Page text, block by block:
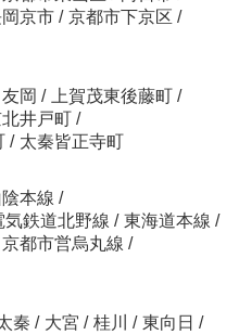
京市 / 京都市下京区 /
友岡 / 上賀茂東後藤町 /
井戸町 /
/ 太秦皆正寺町
本線 /
気鉄道北野線 / 東海道本線 /
京都市営烏丸線 /
秦 / 大宮 / 桂川 / 東向日 /